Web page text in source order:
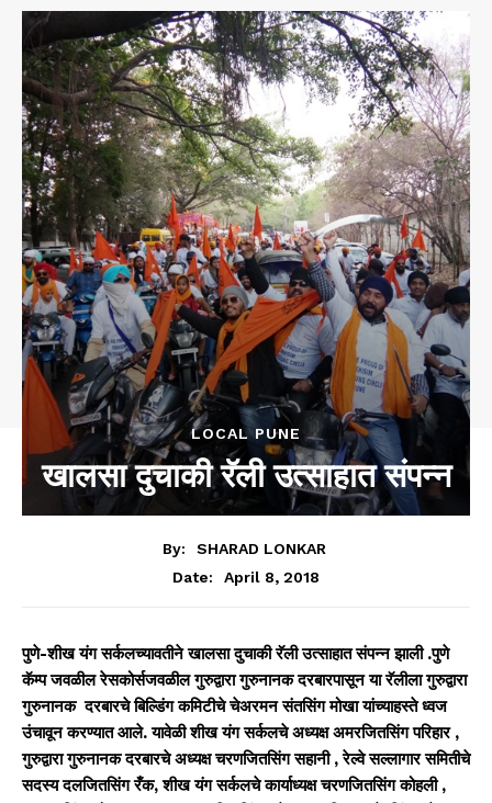
LOCAL PUNE
खालसा दुचाकी रॅली उत्साहात संपन्न
By:
SHARAD LONKAR
Date:
April 8, 2018
पुणे-शीख यंग सर्कलच्यावतीने खालसा दुचाकी रॅली उत्साहात संपन्न झाली .पुणे
कॅम्प जवळील रेसकोर्सजवळील गुरुद्वारा गुरुनानक दरबारपासून या रॅलीला गुरुद्वारा
गुरुनानक दरबारचे बिल्डिंग कमिटीचे चेअरमन संतसिंग मोखा यांच्याहस्ते ध्वज
उंचावून करण्यात आले. यावेळी शीख यंग सर्कलचे अध्यक्ष अमरजितसिंग परिहार ,
गुरुद्वारा गुरुनानक दरबारचे अध्यक्ष चरणजितसिंग सहानी , रेल्वे सल्लागार समितीचे
सदस्य दलजितसिंग रँक, शीख यंग सर्कलचे कार्याध्यक्ष चरणजितसिंग कोहली ,